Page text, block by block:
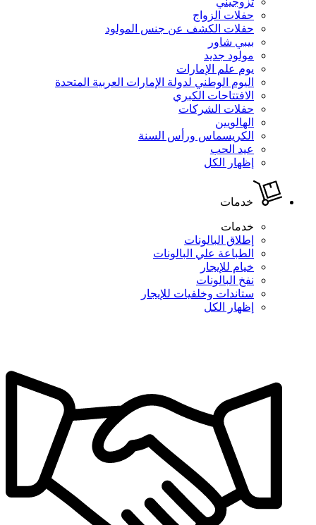
حفلات الزواج
حفلات الكشف عن جنس المولود
بيبي شاور
مولود جديد
يوم علم الإمارات
اليوم الوطني لدولة الإمارات العربية المتحدة
الافتتاحات الكبري
حفلات الشركات
الهالويين
الكريسماس ورأس السنة
عيد الحب
إظهار الكل
خدمات
خدمات
إطلاق البالونات
الطباعة علي البالونات
خيام للإيجار
نفخ البالونات
ستاندات وخلفيات للإيجار
إظهار الكل